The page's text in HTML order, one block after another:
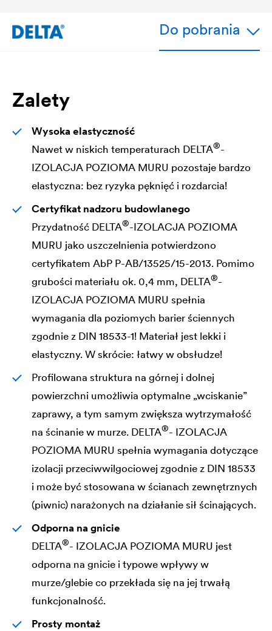
Do pobrania
Zalety
Wysoka elastyczność
Nawet w niskich temperaturach DELTA®-
IZOLACJA POZIOMA MURU pozostaje bardzo
elastyczna: bez ryzyka pęknięć i rozdarcia!
Certyfikat nadzoru budowlanego
Przydatność DELTA®-IZOLACJA POZIOMA
MURU jako uszczelnienia potwierdzono
certyfikatem AbP P-AB/13525/15-2013. Pomimo
grubości materiału ok. 0,4 mm, DELTA®-
IZOLACJA POZIOMA MURU spełnia
wymagania dla poziomych barier ściennych
zgodnie z DIN 18533-1! Materiał jest lekki i
elastyczny. W skrócie: łatwy w obsłudze!
Profilowana struktura na górnej i dolnej
powierzchni umożliwia optymalne „wciskanie”
zaprawy, a tym samym zwiększa wytrzymałość
na ścinanie w murze. DELTA®- IZOLACJA
POZIOMA MURU spełnia wymagania dotyczące
izolacji przeciwwilgociowej zgodnie z DIN 18533
i może być stosowana w ścianach zewnętrznych
(piwnic) narażonych na działanie sił ścinających.
Odporna na gnicie
DELTA®- IZOLACJA POZIOMA MURU jest
odporna na gnicie i typowe wpływy w
murze/glebie co przekłada się na jej trwałą
funkcjonalność.
Prosty montaż